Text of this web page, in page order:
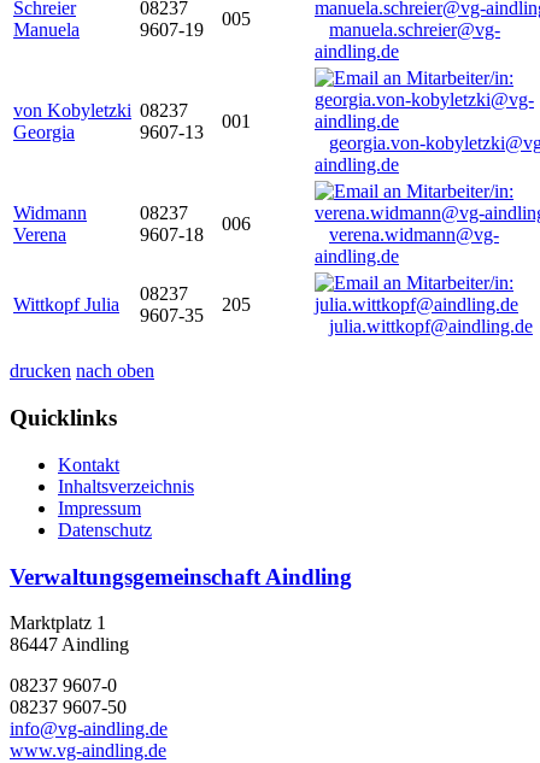
Schreier
Manuela
08237
9607-19
005
manuela.schreier@vg-
aindling.de
von Kobyletzki
Georgia
08237
9607-13
001
georgia.von-
aindling.de
Widmann
Verena
08237
9607-18
006
verena.widmann@vg-
aindling.de
Wittkopf Julia
08237
9607-35
205
julia.wittkopf@aindling.de
drucken nach oben
Quicklinks
Kontakt
Inhaltsverzeichnis
Impressum
Datenschutz
Verwaltungsgemeinschaft Aindling
Marktplatz 1
86447 Aindling
08237 9607-0
08237 9607-50
info@vg-aindling.de
www.vg-aindling.de